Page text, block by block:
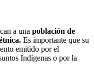
a una población de
Es importante que su
emitido por el
Indígenas o por la